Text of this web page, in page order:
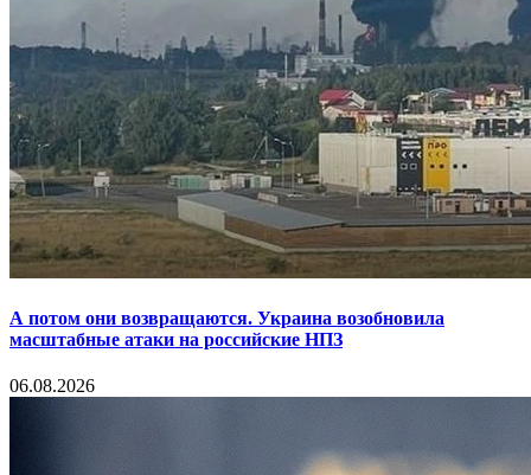
А потом они возвращаются. Украина возобновила
масштабные атаки на российские НПЗ
06.08.2026